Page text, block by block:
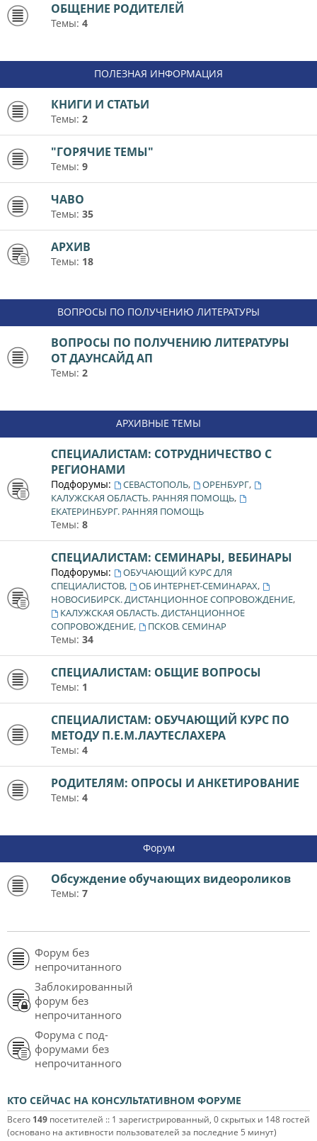
ОБЩЕНИЕ РОДИТЕЛЕЙ
Темы: 4
ПОЛЕЗНАЯ ИНФОРМАЦИЯ
КНИГИ И СТАТЬИ
Темы: 2
"ГОРЯЧИЕ ТЕМЫ"
Темы: 9
ЧАВО
Темы: 35
АРХИВ
Темы: 18
ВОПРОСЫ ПО ПОЛУЧЕНИЮ ЛИТЕРАТУРЫ
ВОПРОСЫ ПО ПОЛУЧЕНИЮ ЛИТЕРАТУРЫ
ОТ ДАУНСАЙД АП
Темы: 2
АРХИВНЫЕ ТЕМЫ
СПЕЦИАЛИСТАМ: СОТРУДНИЧЕСТВО С
РЕГИОНАМИ
Подфорумы: СЕВАСТОПОЛЬ, ОРЕНБУРГ,
КАЛУЖСКАЯ ОБЛАСТЬ. РАННЯЯ ПОМОЩЬ,
ЕКАТЕРИНБУРГ. РАННЯЯ ПОМОЩЬ
Темы: 8
СПЕЦИАЛИСТАМ: СЕМИНАРЫ, ВЕБИНАРЫ
Подфорумы:
ОБУЧАЮЩИЙ КУРС ДЛЯ
СПЕЦИАЛИСТОВ, ОБ ИНТЕРНЕТ-СЕМИНАРАХ,
НОВОСИБИРСК. ДИСТАНЦИОННОЕ СОПРОВОЖДЕНИЕ,
КАЛУЖСКАЯ ОБЛАСТЬ. ДИСТАНЦИОННОЕ
СОПРОВОЖДЕНИЕ, ПСКОВ. СЕМИНАР
Темы: 34
СПЕЦИАЛИСТАМ: ОБЩИЕ ВОПРОСЫ
Темы: 1
СПЕЦИАЛИСТАМ: ОБУЧАЮЩИЙ КУРС ПО
МЕТОДУ П.Е.М.ЛАУТЕСЛАХЕРА
Темы: 4
РОДИТЕЛЯМ: ОПРОСЫ И АНКЕТИРОВАНИЕ
Темы: 4
Форум
Обсуждение обучающих видеороликов
Темы: 7
Форум без
непрочитанного
Заблокированный
форум без
непрочитанного
Форума с под-
форумами без
непрочитанного
КТО СЕЙЧАС НА КОНСУЛЬТАТИВНОМ ФОРУМЕ
Всего 149 посетителей :: 1 зарегистрированный, 0 скрытых и 148 гостей
(основано на активности пользователей за последние 5 минут)